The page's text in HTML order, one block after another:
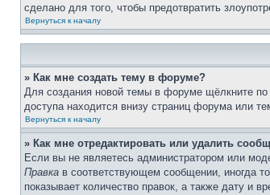
сделано для того, чтобы предотвратить
Вернуться к началу
» Как мне создать тему в форуме?
Для создания новой темы в форуме щёлкните
доступа находится внизу страниц форума или
Вернуться к началу
» Как мне отредактировать или удалить
Если вы не являетесь администратором или
Правка в соответствующем сообщении, иногда
показывает количество правок, а также дату и